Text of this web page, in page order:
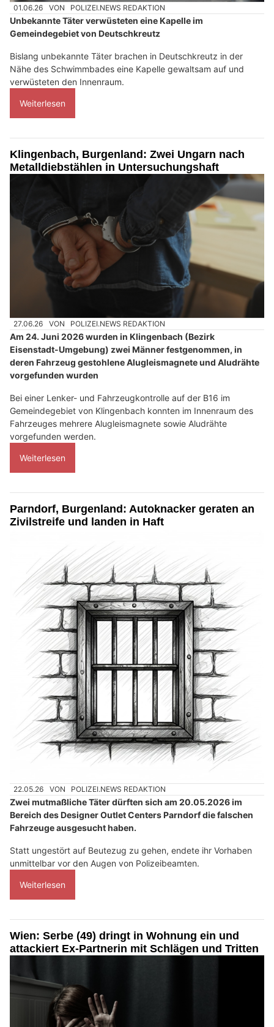
01.06.26 VON POLIZEI.NEWS REDAKTION
Unbekannte Täter verwüsteten eine Kapelle im
Gemeindegebiet von Deutschkreutz
Bislang unbekannte Täter brachen in Deutschkreutz in der
Nähe des Schwimmbades eine Kapelle gewaltsam auf und
verwüsteten den Innenraum.
Weiterlesen
Klingenbach, Burgenland: Zwei Ungarn nach
Metalldiebstählen in Untersuchungshaft
27.06.26 VON POLIZEI.NEWS REDAKTION
Am 24. Juni 2026 wurden in Klingenbach (Bezirk
Eisenstadt-Umgebung) zwei Männer festgenommen, in
deren Fahrzeug gestohlene Alugleismagnete und Aludrähte
vorgefunden wurden
Bei einer Lenker- und Fahrzeugkontrolle auf der B16 im
Gemeindegebiet von Klingenbach konnten im Innenraum des
Fahrzeuges mehrere Alugleismagnete sowie Aludrähte
vorgefunden werden.
Weiterlesen
Parndorf, Burgenland: Autoknacker geraten an
Zivilstreife und landen in Haft
22.05.26 VON POLIZEI.NEWS REDAKTION
Zwei mutmaßliche Täter dürften sich am 20.05.2026 im
Bereich des Designer Outlet Centers Parndorf die falschen
Fahrzeuge ausgesucht haben.
Statt ungestört auf Beutezug zu gehen, endete ihr Vorhaben
unmittelbar vor den Augen von Polizeibeamten.
Weiterlesen
Wien: Serbe (49) dringt in Wohnung ein und
attackiert Ex-Partnerin mit Schlägen und Tritten